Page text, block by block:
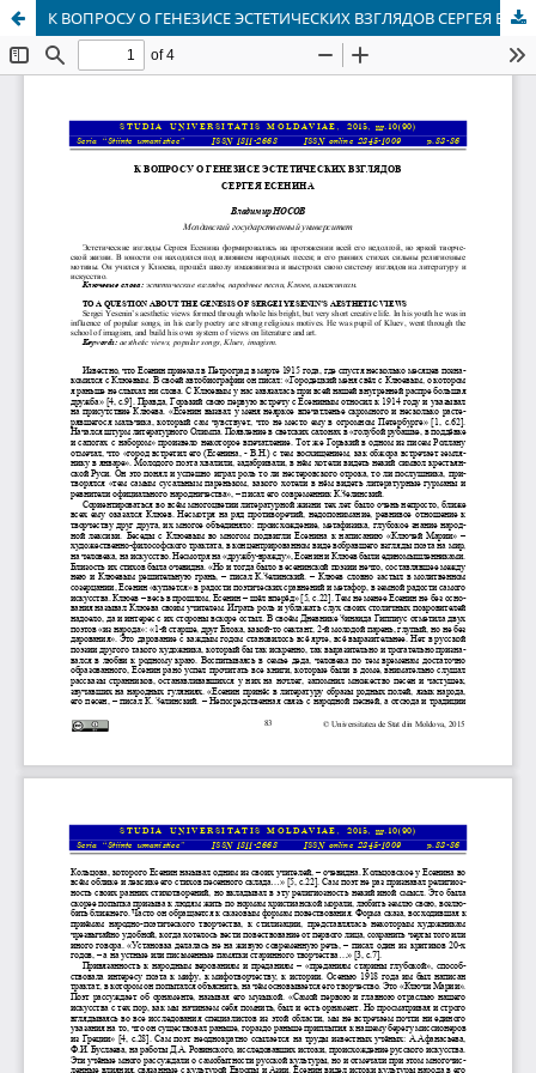
К ВОПРОСУ О ГЕНЕЗИСЕ ЭСТЕТИЧЕСКИХ ВЗГЛЯДОВ СЕРГЕЯ ЕСЕНИНА